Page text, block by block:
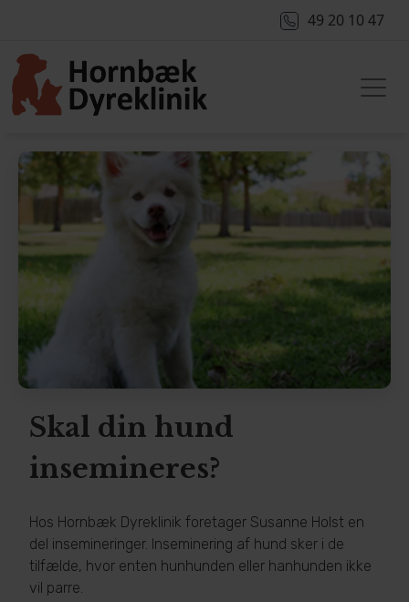
49 20 10 47
Skal din hund
insemineres?
Hos Hornbæk Dyreklinik foretager Susanne Holst en
del insemineringer. Inseminering af hund sker i de
tilfælde, hvor enten hunhunden eller hanhunden ikke
vil parre.